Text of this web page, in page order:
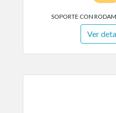
SOPORTE CON
Ver